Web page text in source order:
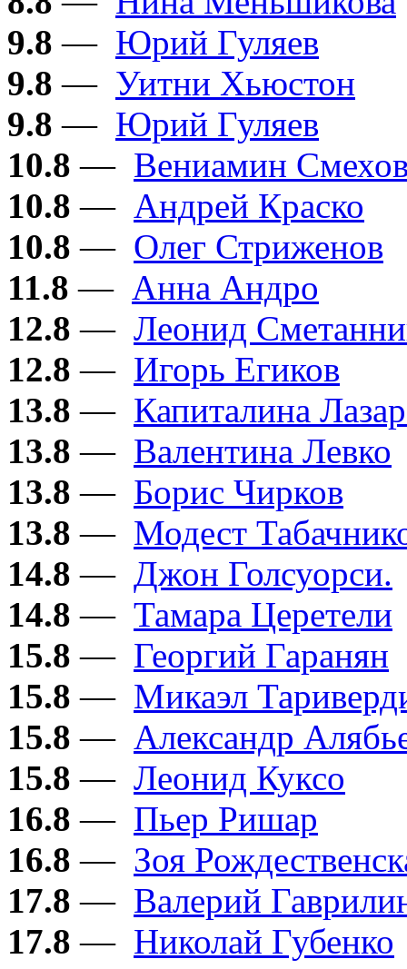
9.8 — Юрий Гуляев
9.8 — Уитни Хьюстон
9.8 — Юрий Гуляев
10.8 — Вениамин
10.8 — Андрей Краско
10.8 — Олег Стриженов
11.8 — Анна Андро
12.8 — Леонид
12.8 — Игорь Егиков
13.8 — Капиталина
13.8 — Валентина Левко
13.8 — Борис Чирков
13.8 — Модест
14.8 — Джон Голсуорси.
14.8 — Тамара Церетели
15.8 — Георгий Гаранян
15.8 — Микаэл
15.8 — Александр
15.8 — Леонид Куксо
16.8 — Пьер Ришар
16.8 — Зоя
17.8 — Валерий
17.8 — Николай Губенко